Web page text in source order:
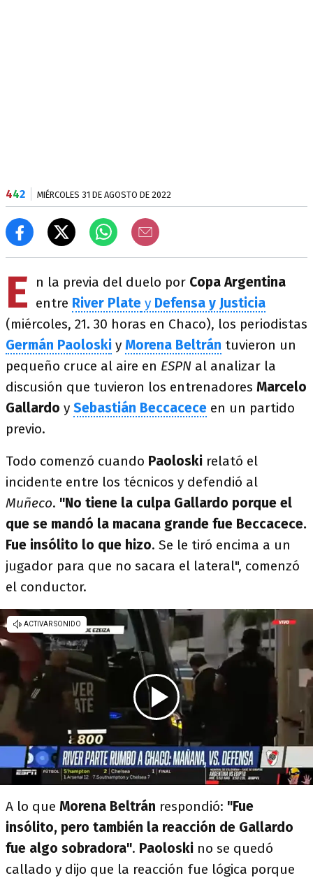
442 MIÉRCOLES 31 DE AGOSTO DE 2022
E n la previa del duelo por Copa Argentina
entre River Plate y Defensa y Justicia
(miércoles, 21. 30 horas en Chaco), los periodistas
Germán Paoloski y Morena Beltrán tuvieron un
pequeño cruce al aire en ESPN al analizar la
discusión que tuvieron los entrenadores Marcelo
Gallardo y Sebastián Beccacece en un partido
previo.
Todo comenzó cuando Paoloski relató el
incidente entre los técnicos y defendió al
Muñeco. "No tiene la culpa Gallardo porque el
que se mandó la macana grande fue Beccacece.
Fue insólito lo que hizo. Se le tiró encima a un
jugador para que no sacara el lateral", comenzó
el conductor.
A lo que Morena Beltrán respondió: "Fue
insólito, pero también la reacción de Gallardo
fue algo sobradora". Paoloski no se quedó
callado y dijo que la reacción fue lógica porque